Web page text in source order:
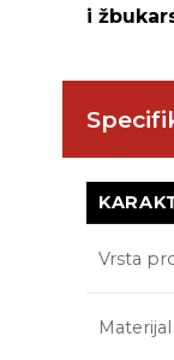
i
Vrsta
Materijal